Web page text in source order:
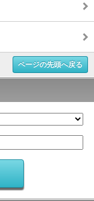
ページの先頭へ戻る